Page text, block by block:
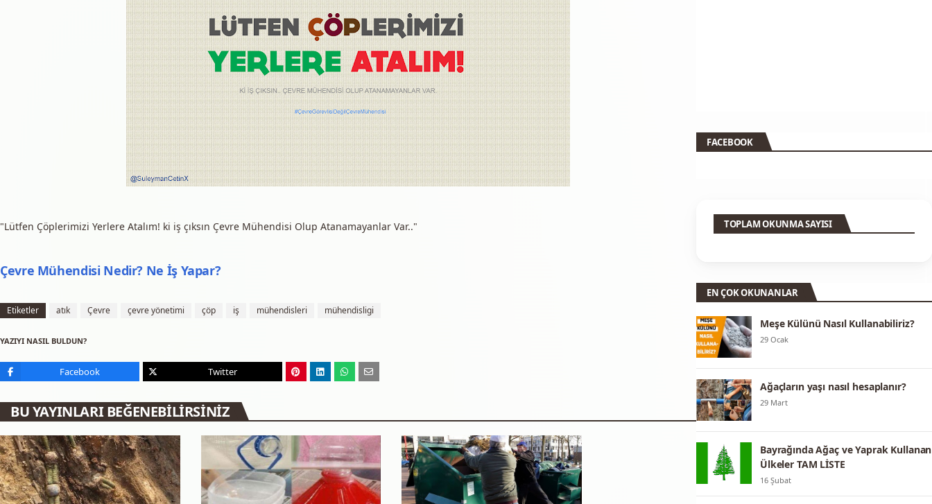
"Lütfen Çöplerimizi Yerlere Atalım! ki iş çıksın Çevre Mühendisi Olup Atanamayanlar Var.."
Çevre Mühendisi Nedir? Ne İş Yapar?
Etiketler atık Çevre çevre yönetimi çöp iş mühendisleri mühendisligi
YAZIYI NASIL BULDUN?
Facebook Twitter
BU YAYINLARI BEĞENEBILIRSINIZ
FACEBOOK
TOPLAM OKUNMA SAYISI
EN ÇOK OKUNANLAR
Meşe Külünü Nasıl Kullanabiliriz?
29 Ocak
Ağaçların yaşı nasıl hesaplanır?
29 Mart
Bayrağında Ağaç ve Yaprak Kullanan
Ülkeler TAM LİSTE
16 Şubat